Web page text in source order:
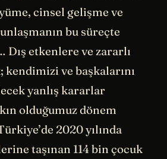
cinsel gelişme ve
bu süreçte
etkenlere ve zararlı
kendimizi ve başkalarını
yanlış kararlar
olduğumuz dönem
2020 yılında
taşınan 114 bin çocuk